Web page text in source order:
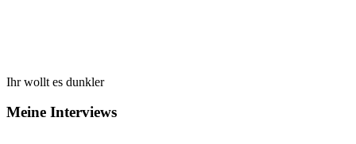
Ihr wollt es dunkler
Meine Interviews